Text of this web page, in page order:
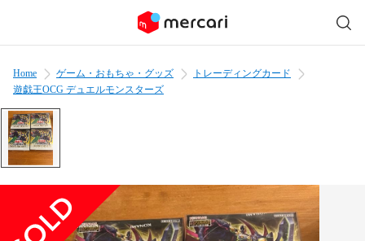
Home ゲーム・おもちゃ・グッズ
トレーディングカード
遊戯王OCG デュエルモンスターズ